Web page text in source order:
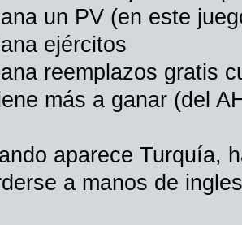
un PV (en este
ejércitos
reemplazos gratis
más a ganar (del
aparece Turquía,
a manos de